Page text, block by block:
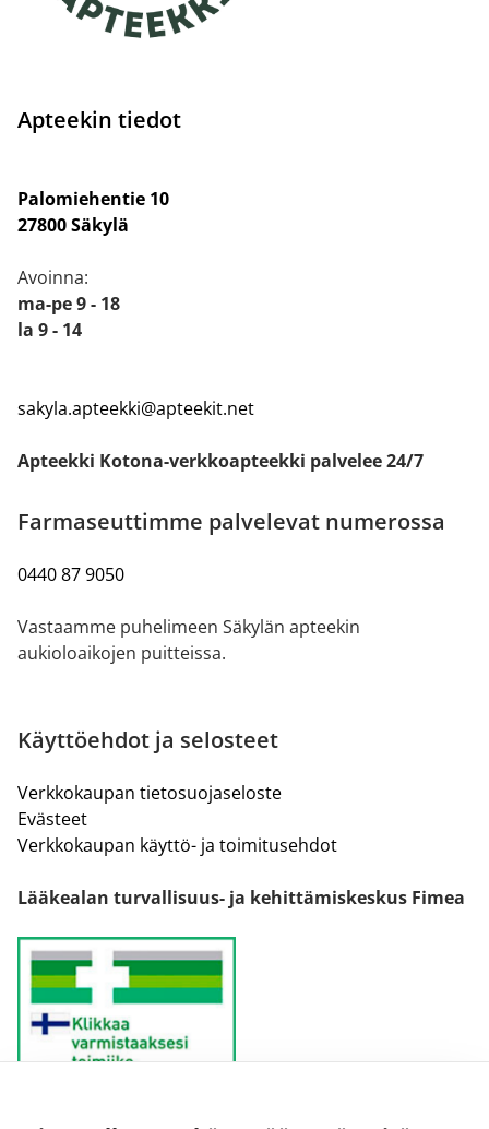
Apteekin tiedot
Palomiehentie 10
27800 Säkylä
Avoinna:
ma-pe 9 - 18
la 9 - 14
sakyla.apteekki@apteekit.net
Apteekki Kotona-verkkoapteekki palvelee 24/7
Farmaseuttimme palvelevat numerossa
0440 87 9050
Vastaamme puhelimeen Säkylän apteekin
aukioloaikojen puitteissa.
Käyttöehdot ja selosteet
Verkkokaupan tietosuojaseloste
Evästeet
Verkkokaupan käyttö- ja toimitusehdot
Lääkealan turvallisuus- ja kehittämiskeskus Fimea